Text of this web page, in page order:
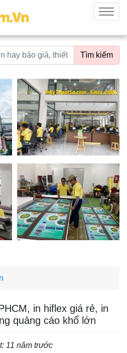
Menu
Tìm kiếm
in hiflex giá rẻ, in
quảng cáo khổ lớn
11 năm trước